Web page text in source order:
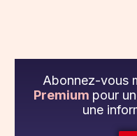
Abonnez-vous
Premium pour
une